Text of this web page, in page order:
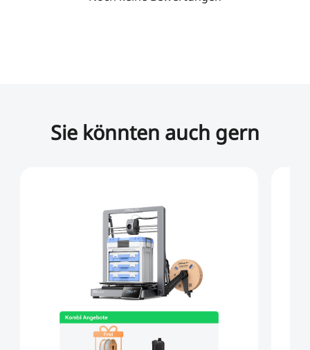
Sie könnten auch gern